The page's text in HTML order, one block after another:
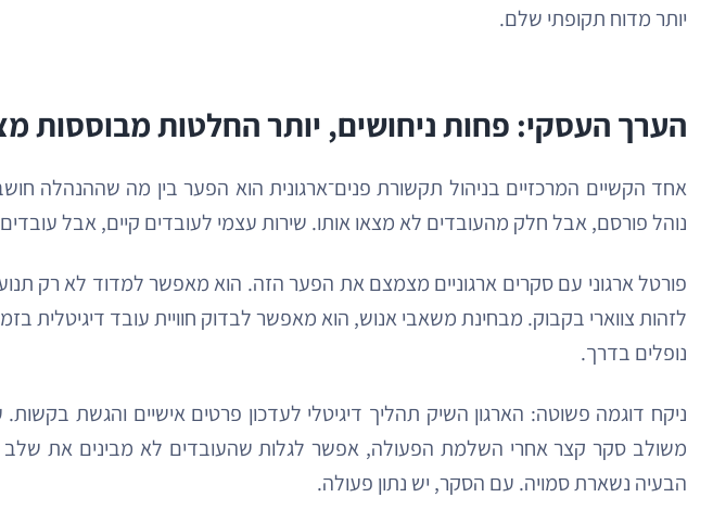
יותר מדוח תקופתי שלם.
הערך העסקי: פחות ניחושים, יותר החלטות מבוססות
אחד הקשיים המרכזיים בניהול תקשורת פנים־ארגונית הוא הפער בין מה שההנהלה
נוהל פורסם, אבל חלק מהעובדים לא מצאו אותו. שירות עצמי לעובדים קיים, אבל עובדים
פורטל ארגוני עם סקרים ארגוניים מצמצם את הפער הזה. הוא מאפשר למדוד לא רק
לזהות צווארי בקבוק. מבחינת משאבי אנוש, הוא מאפשר לבדוק חוויית עובד
נופלים בדרך.
ניקח דוגמה פשוטה: הארגון השיק תהליך דיגיטלי לעדכון פרטים אישיים והגשת
משולב סקר קצר אחרי השלמת הפעולה, אפשר לגלות שהעובדים לא מבינים את
הבעיה נשארת סמויה. עם הסקר, יש נתון פעולה.